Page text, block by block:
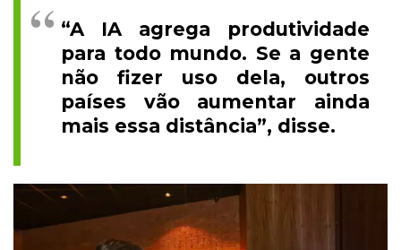
“A IA agrega produtividade
para todo mundo. Se a gente
não fizer uso dela, outros
países vão aumentar ainda
mais essa distância”, disse.